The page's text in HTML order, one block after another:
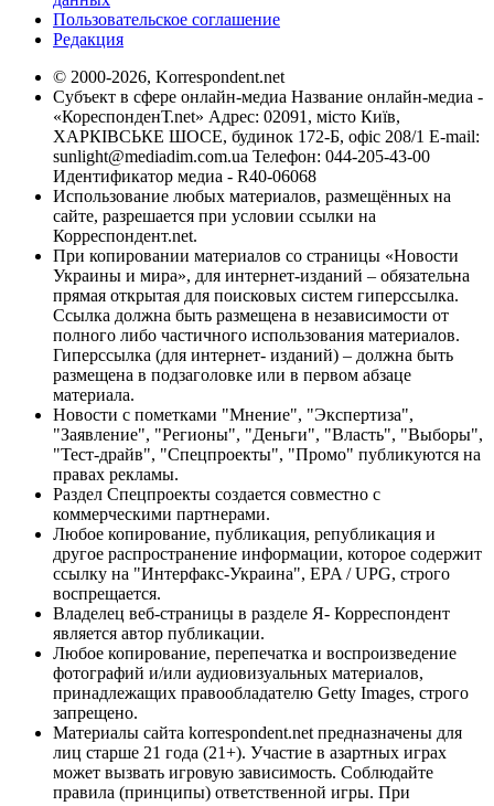
Пользовательское соглашение
Редакция
© 2000-2026, Korrespondent.net
Субъект в сфере онлайн-медиа Название онлайн-медиа -
«КореспонденТ.net» Адрес: 02091, місто Київ,
ХАРКІВСЬКЕ ШОСЕ, будинок 172-Б, офіс 208/1 E-mail:
sunlight@mediadim.com.ua Телефон: 044-205-43-00
Идентификатор медиа - R40-06068
Использование любых материалов, размещённых на
сайте, разрешается при условии ссылки на
Корреспондент.net.
При копировании материалов со страницы «Новости
Украины и мира», для интернет-изданий – обязательна
прямая открытая для поисковых систем гиперссылка.
Ссылка должна быть размещена в независимости от
полного либо частичного использования материалов.
Гиперссылка (для интернет- изданий) – должна быть
размещена в подзаголовке или в первом абзаце
материала.
Новости с пометками "Мнение", "Экспертиза",
"Заявление", "Регионы", "Деньги", "Власть", "Выборы",
"Тест-драйв", "Спецпроекты", "Промо" публикуются на
правах рекламы.
Раздел Спецпроекты создается совместно с
коммерческими партнерами.
Любое копирование, публикация, републикация и
другое распространение информации, которое содержит
ссылку на "Интерфакс-Украина", EPA / UPG, строго
воспрещается.
Владелец веб-страницы в разделе Я- Корреспондент
является автор публикации.
Любое копирование, перепечатка и воспроизведение
фотографий и/или аудиовизуальных материалов,
принадлежащих правообладателю Getty Images, строго
запрещено.
Материалы сайта korrespondent.net предназначены для
лиц старше 21 года (21+). Участие в азартных играх
может вызвать игровую зависимость. Соблюдайте
правила (принципы) ответственной игры. При